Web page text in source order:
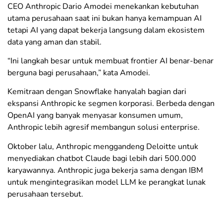
CEO Anthropic Dario Amodei menekankan kebutuhan
utama perusahaan saat ini bukan hanya kemampuan AI
tetapi AI yang dapat bekerja langsung dalam ekosistem
data yang aman dan stabil.
“Ini langkah besar untuk membuat frontier AI benar-benar
berguna bagi perusahaan,” kata Amodei.
Kemitraan dengan Snowflake hanyalah bagian dari
ekspansi Anthropic ke segmen korporasi. Berbeda dengan
OpenAI yang banyak menyasar konsumen umum,
Anthropic lebih agresif membangun solusi enterprise.
Oktober lalu, Anthropic menggandeng Deloitte untuk
menyediakan chatbot Claude bagi lebih dari 500.000
karyawannya. Anthropic juga bekerja sama dengan IBM
untuk mengintegrasikan model LLM ke perangkat lunak
perusahaan tersebut.